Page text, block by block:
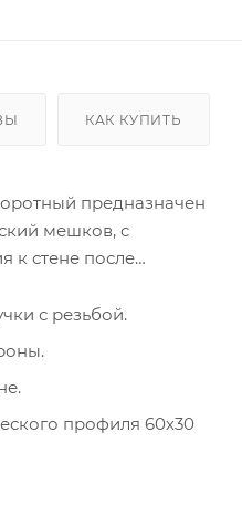
КАК КУПИТЬ
предназначен
мешков, с
к стене после
с резьбой.
профиля 60х30